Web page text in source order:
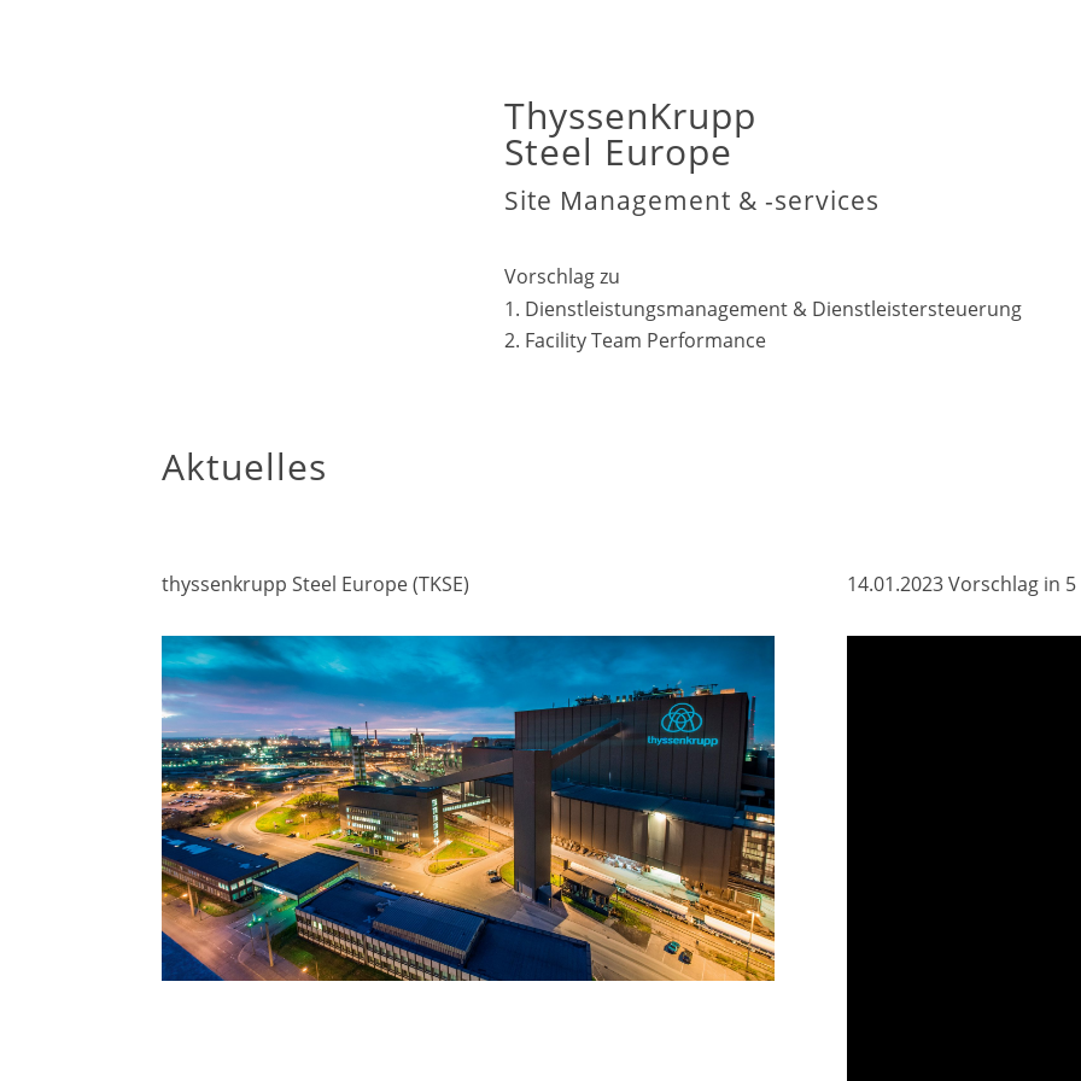
ThyssenKrupp
Steel Europe
Site Management & -services
Vorschlag zu
Dienstleistungsmanagement & Dienstleistersteuerung
Facility Team Performance
Aktuelles
thyssenkrupp Steel Europe (TKSE) 14.01.2023 Vorschlag in